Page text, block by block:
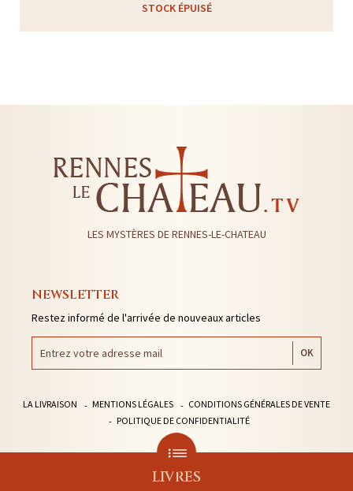
LIVRES
STOCK ÉPUISÉ
LES MYSTÈRES DE RENNES-LE-CHATEAU
NEWSLETTER
Restez informé de l'arrivée de nouveaux articles
LA LIVRAISON MENTIONS LÉGALES
CONDITIONS GÉNÉRALES DE VENTE
POLITIQUE DE CONFIDENTIALITÉ